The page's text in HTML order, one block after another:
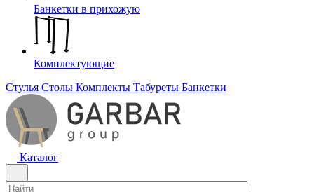
Банкетки в прихожую
Комплектующие
Стулья Столы Комплекты Табуреты Банкетки
Каталог